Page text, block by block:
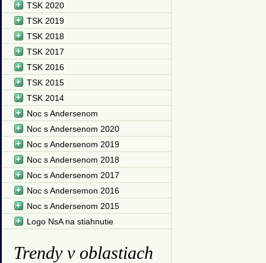
TSK 2020
TSK 2019
TSK 2018
TSK 2017
TSK 2016
TSK 2015
TSK 2014
Noc s Andersenom
Noc s Andersenom 2020
Noc s Andersenom 2019
Noc s Andersenom 2018
Noc s Andersenom 2017
Noc s Andersemon 2016
Noc s Andersenom 2015
Logo NsA na stiahnutie
Trendy v oblastiach